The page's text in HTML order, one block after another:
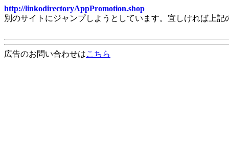
http://linkodirectoryAppPromotion.shop
別のサイトにジャンプしようとしています。宜しければ上
広告のお問い合わせはこちら